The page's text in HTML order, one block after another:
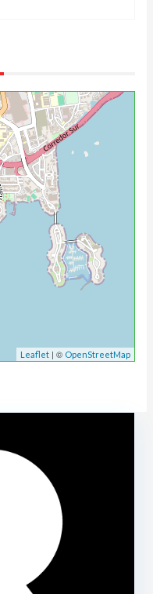
Leaflet | © OpenStreetMap